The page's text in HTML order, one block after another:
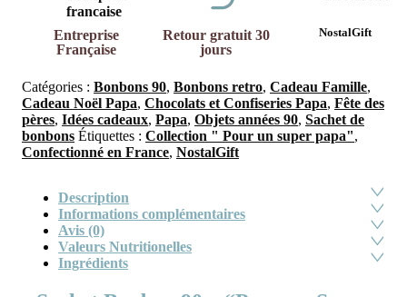
Entreprise
Française
Retour gratuit 30
jours
NostalGift
Catégories : Bonbons 90, Bonbons retro, Cadeau Famille,
Cadeau Noël Papa, Chocolats et Confiseries Papa, Fête des
pères, Idées cadeaux, Papa, Objets années 90, Sachet de
bonbons Étiquettes : Collection " Pour un super papa",
Confectionné en France, NostalGift
Description
Informations complémentaires
Avis (0)
Valeurs Nutritionelles
Ingrédients